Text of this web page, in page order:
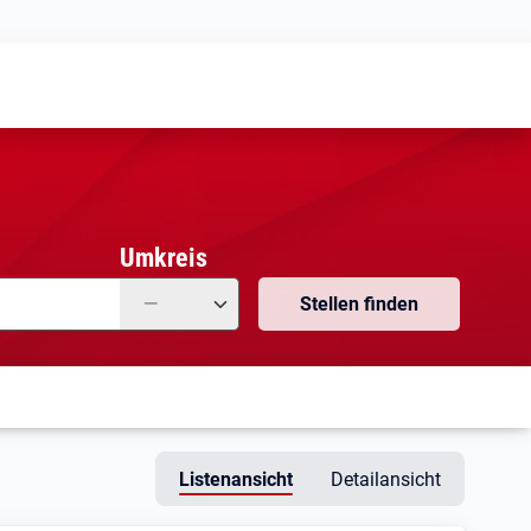
Umkreis
— Stellen finden
Listenansicht Detailansicht